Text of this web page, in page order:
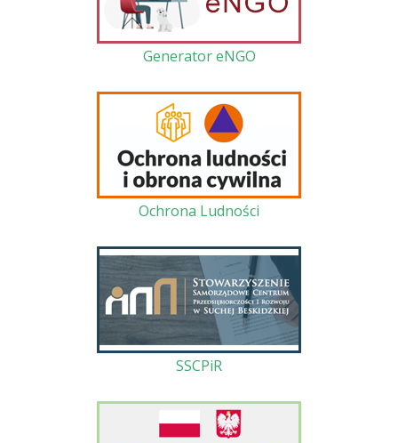
Generator eNGO
Ochrona Ludności
SSCPiR